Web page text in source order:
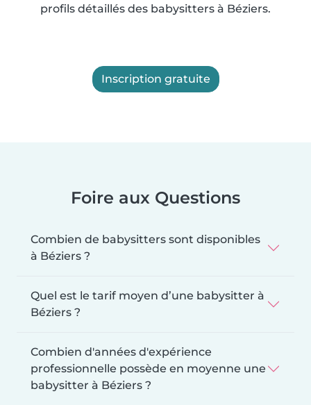
profils détaillés des babysitters à Béziers.
Inscription gratuite
Foire aux Questions
Combien de babysitters sont disponibles
à Béziers ?
Quel est le tarif moyen d’une babysitter à
Béziers ?
Combien d'années d'expérience
professionnelle possède en moyenne une
babysitter à Béziers ?